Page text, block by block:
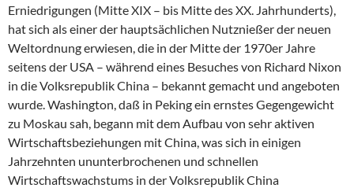
Erniedrigungen (Mitte XIX – bis Mitte des XX. Jahrhunderts),
hat sich als einer der hauptsächlichen Nutznießer der neuen
Weltordnung erwiesen, die in der Mitte der 1970er Jahre
seitens der USA – während eines Besuches von Richard Nixon
in die Volksrepublik China – bekannt gemacht und angeboten
wurde. Washington, daß in Peking ein ernstes Gegengewicht
zu Moskau sah, begann mit dem Aufbau von sehr aktiven
Wirtschaftsbeziehungen mit China, was sich in einigen
Jahrzehnten ununterbrochenen und schnellen
Wirtschaftswachstums in der Volksrepublik China